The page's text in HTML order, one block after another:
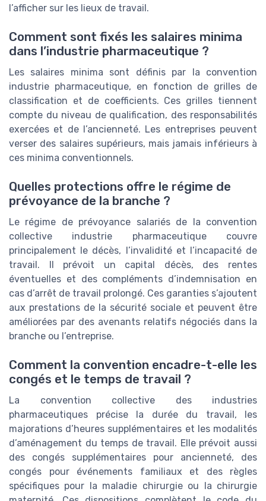
l’afficher sur les lieux de travail.
Comment sont fixés les salaires minima
dans l’industrie pharmaceutique ?
Les salaires minima sont définis par la convention
industrie pharmaceutique, en fonction de grilles de
classification et de coefficients. Ces grilles tiennent
compte du niveau de qualification, des responsabilités
exercées et de l’ancienneté. Les entreprises peuvent
verser des salaires supérieurs, mais jamais inférieurs à
ces minima conventionnels.
Quelles protections offre le régime de
prévoyance de la branche ?
Le régime de prévoyance salariés de la convention
collective industrie pharmaceutique couvre
principalement le décès, l’invalidité et l’incapacité de
travail. Il prévoit un capital décès, des rentes
éventuelles et des compléments d’indemnisation en
cas d’arrêt de travail prolongé. Ces garanties s’ajoutent
aux prestations de la sécurité sociale et peuvent être
améliorées par des avenants relatifs négociés dans la
branche ou l’entreprise.
Comment la convention encadre-t-elle les
congés et le temps de travail ?
La convention collective des industries
pharmaceutiques précise la durée du travail, les
majorations d’heures supplémentaires et les modalités
d’aménagement du temps de travail. Elle prévoit aussi
des congés supplémentaires pour ancienneté, des
congés pour événements familiaux et des règles
spécifiques pour la maladie chirurgie ou la chirurgie